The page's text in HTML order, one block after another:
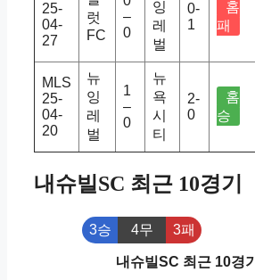
25-
04-
27
럿
FC
–
0
잉
레
벌
0-
1
홈
패
MLS
25-
04-
20
뉴
잉
레
벌
1
–
0
뉴
욕
시
티
2-
0
홈
승
내슈빌SC 최근 10경기
3승 4무 3패
내슈빌SC 최근 10경기